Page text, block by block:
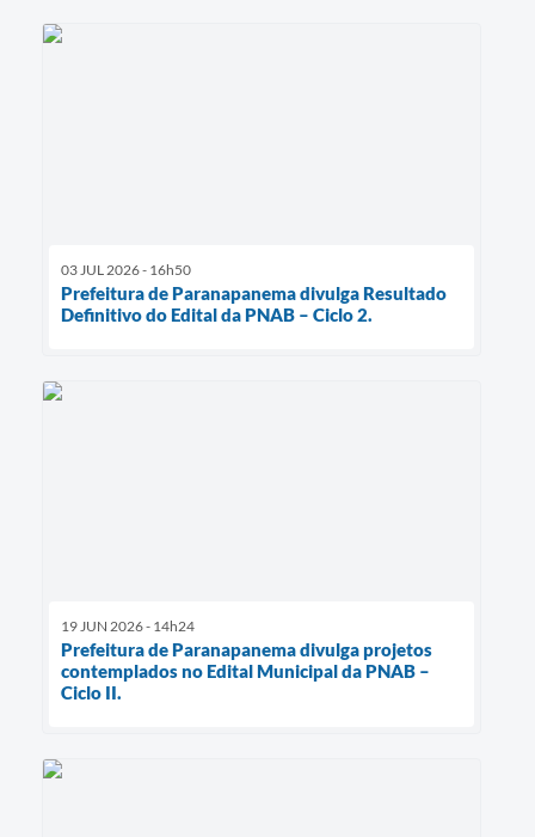
03 JUL 2026 - 16h50
Prefeitura de Paranapanema divulga Resultado
Definitivo do Edital da PNAB – Ciclo 2.
19 JUN 2026 - 14h24
Prefeitura de Paranapanema divulga projetos
contemplados no Edital Municipal da PNAB –
Ciclo II.